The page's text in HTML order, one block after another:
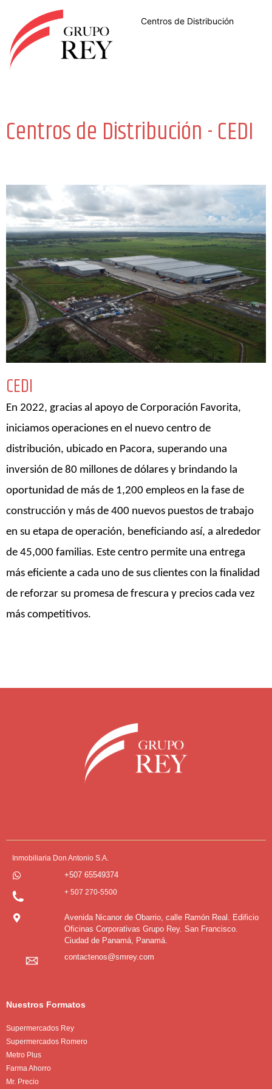
contenido
Centros de Distribución
Centros de Distribución - CEDI
CEDI
En 2022, gracias al apoyo de Corporación Favorita,
iniciamos operaciones en el nuevo centro de
distribución, ubicado en Pacora, superando una
inversión de 80 millones de dólares y brindando la
oportunidad de más de 1,200 empleos en la fase de
construcción y más de 400 nuevos puestos de trabajo
en su etapa de operación, beneficiando así, a alrededor
de 45,000 familias. Este centro permite una entrega
más eficiente a cada uno de sus clientes con la finalidad
de reforzar su promesa de frescura y precios cada vez
más competitivos.
Inmobiliaria Don Antonio S.A.
+507 65549374
+ 507 270-5500
Avenida Nicanor de Obarrio, calle Ramón Real. Edificio
Oficinas Corporativas Grupo Rey. San Francisco.
Ciudad de Panamá, Panamá.
contactenos@smrey.com
Nuestros Formatos
Supermercados Rey
Supermercados Romero
Metro Plus
Farma Ahorro
Mr. Precio